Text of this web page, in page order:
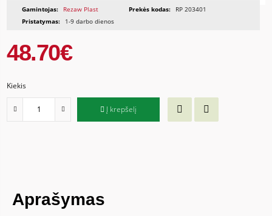
Gamintojas: Rezaw Plast Prekės kodas:
RP 203401
Pristatymas:
1-9 darbo dienos
48.70€
Kiekis
Į krepšelį
Aprašymas